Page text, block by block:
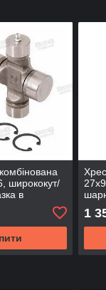
ширококут/
в
1